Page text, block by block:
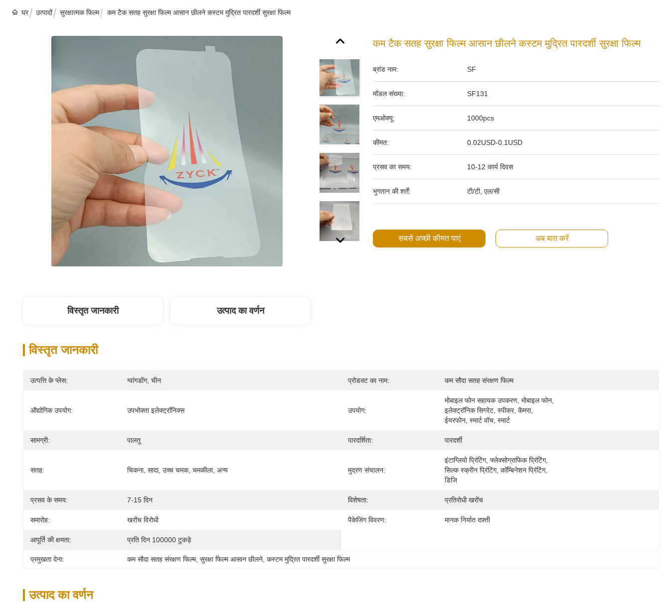
घर उत्पादों सुरक्षात्मक फिल्म कम टैक सतह सुरक्षा फिल्म आसान छीलने कस्टम मुद्रित पारदर्शी सुरक्षा फिल्म
कम टैक सतह सुरक्षा फिल्म आसान छीलने कस्टम मुद्रित पारदर्शी सुरक्षा फिल्म
ब्रांड नाम: SF
मॉडल संख्या: SF131
एमओक्यू: 1000pcs
कीमत: 0.02USD-0.1USD
प्रसव का समय: 10-12 कार्य दिवस
भुगतान की शर्तें: टी/टी, एल/सी
सबसे अच्छी कीमत पाएं अब बात करें
विस्तृत जानकारी उत्पाद का वर्णन
विस्तृत जानकारी
उत्पत्ति के प्लेस: ग्वांगडोंग, चीन प्रोडक्ट का नाम: कम सौदा सतह संरक्षण फिल्म
औद्योगिक उपयोग: उपभोक्ता इलेक्ट्रॉनिक्स उपयोग:
मोबाइल फोन सहायक उपकरण, मोबाइल फोन,
इलेक्ट्रॉनिक सिगरेट, स्पीकर, कैमरा,
ईयरफोन, स्मार्ट वॉच, स्मार्ट
सामग्री: पालतू पारदर्शिता: पारदर्शी
सतह: चिकना, सादा, उच्च चमक, चमकीला, अन्य मुद्रण संचालन:
इंटाग्लियो प्रिंटिंग, फ्लेक्सोग्राफिक प्रिंटिंग,
सिल्क स्क्रीन प्रिंटिंग, कॉम्बिनेशन प्रिंटिंग,
डिजि
प्रसव के समय: 7-15 दिन विशेषता: प्रतिरोधी खरोंच
समारोह: खरोंच विरोधी पैकेजिंग विवरण: मानक निर्यात दफ़्ती
आपूर्ति की क्षमता: प्रति दिन 100000 टुकड़े
प्रमुखता देना: कम सौदा सतह संरक्षण फिल्म, सुरक्षा फिल्म आसान छीलने कस्टम मुद्रित पारदर्शी सुरक्षा फिल्म
उत्पाद का वर्णन